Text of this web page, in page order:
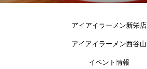
アイアイラーメン新栄店
アイアイラーメン西谷山
イベント情報